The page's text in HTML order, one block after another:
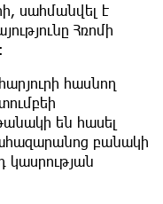
սահմանվել է
Հռոմի
հասնող
են հասել
բանակի
կասրության